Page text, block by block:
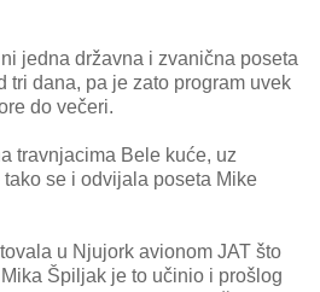
jedna državna i zvanična poseta
tri dana, pa je zato program uvek
do večeri.
travnjacima Bele kuće, uz
se i odvijala poseta Mike
u Njujork avionom JAT što
Špiljak je to učinio i prošlog